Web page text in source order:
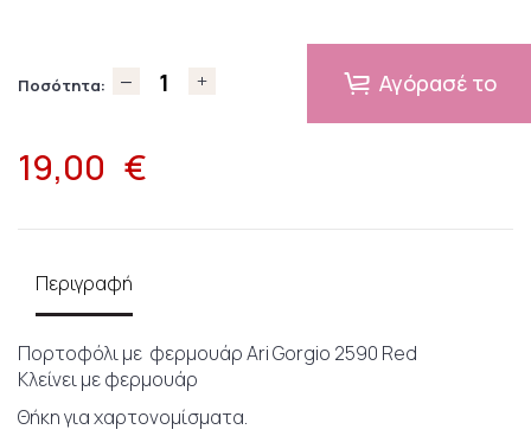
Ποσότητα: Αγόρασέ το
19,00 €
Περιγραφή
Πορτοφόλι με φερμουάρ Ari Gorgio 2590 Red
Κλείνει με φερμουάρ
Θήκη για χαρτονομίσματα.